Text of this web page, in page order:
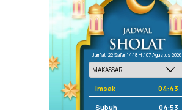
Jum'at, 22 Safar 1448 H / 07 Agustus 2026
Imsak 04:43
Subuh 04:53